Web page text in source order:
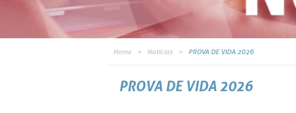
Home Notícias PROVA DE VIDA 2026
PROVA DE VIDA 2026